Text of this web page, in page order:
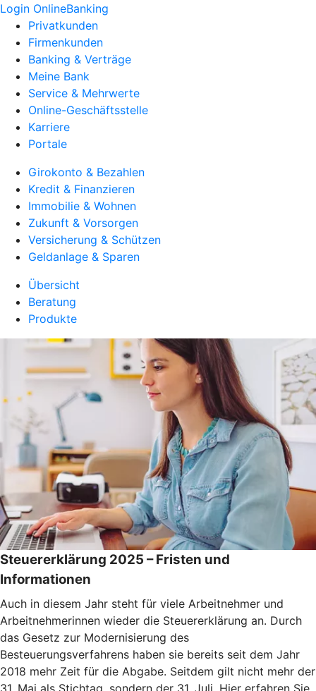
Login OnlineBanking
Privatkunden
Firmenkunden
Banking & Verträge
Meine Bank
Service & Mehrwerte
Online-Geschäftsstelle
Karriere
Portale
Girokonto & Bezahlen
Kredit & Finanzieren
Immobilie & Wohnen
Zukunft & Vorsorgen
Versicherung & Schützen
Geldanlage & Sparen
Übersicht
Beratung
Produkte
Steuererklärung 2025 – Fristen und
Informationen
Auch in diesem Jahr steht für viele Arbeitnehmer und
Arbeitnehmerinnen wieder die Steuererklärung an. Durch
das Gesetz zur Modernisierung des
Besteuerungsverfahrens haben sie bereits seit dem Jahr
2018 mehr Zeit für die Abgabe. Seitdem gilt nicht mehr der
31. Mai als Stichtag, sondern der 31. Juli. Hier erfahren Sie,